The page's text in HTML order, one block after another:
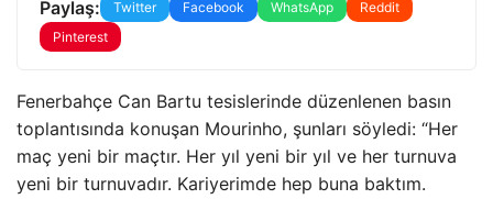
Paylaş: Twitter Facebook WhatsApp
Reddit
Pinterest
Fenerbahçe Can Bartu tesislerinde düzenlenen basın
toplantısında konuşan Mourinho, şunları söyledi: “Her
maç yeni bir maçtır. Her yıl yeni bir yıl ve her turnuva
yeni bir turnuvadır. Kariyerimde hep buna baktım.